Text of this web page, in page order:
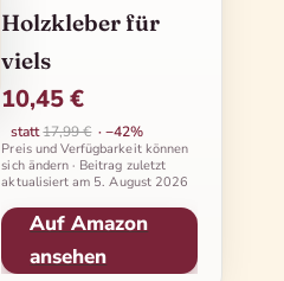
Holzkleber für
viels
10,45 €
statt17,99 € · −42%
Preis und Verfügbarkeit können
sich ändern · Beitrag zuletzt
aktualisiert am 5. August 2026
Auf Amazon
ansehen